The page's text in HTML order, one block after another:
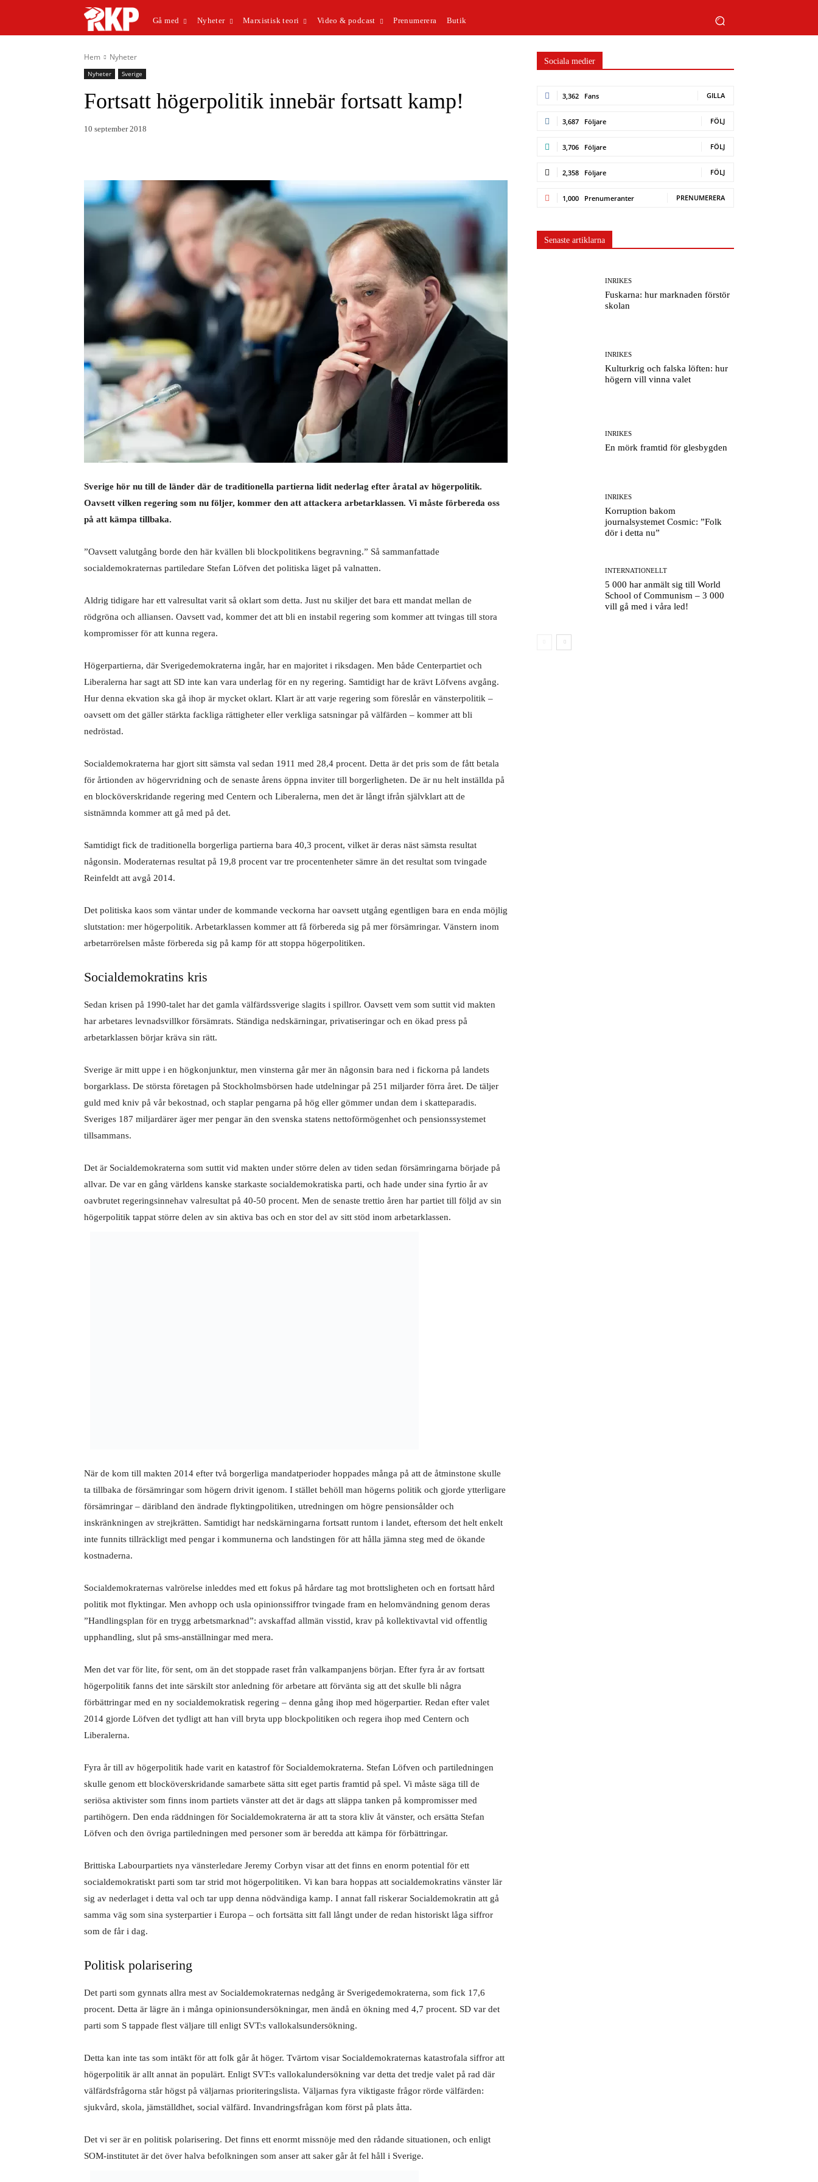
Gå med Nyheter Marxistisk teori Video & podcast Prenumerera Butik
Hem Nyheter
Nyheter Sverige
Fortsatt högerpolitik innebär fortsatt kamp!
10 september 2018
Sverige hör nu till de länder där de traditionella partierna lidit nederlag efter åratal av högerpolitik.
Oavsett vilken regering som nu följer, kommer den att attackera arbetarklassen. Vi måste förbereda oss
på att kämpa tillbaka.
”Oavsett valutgång borde den här kvällen bli blockpolitikens begravning.” Så sammanfattade
socialdemokraternas partiledare Stefan Löfven det politiska läget på valnatten.
Aldrig tidigare har ett valresultat varit så oklart som detta. Just nu skiljer det bara ett mandat mellan de
rödgröna och alliansen. Oavsett vad, kommer det att bli en instabil regering som kommer att tvingas till stora
kompromisser för att kunna regera.
Högerpartierna, där Sverigedemokraterna ingår, har en majoritet i riksdagen. Men både Centerpartiet och
Liberalerna har sagt att SD inte kan vara underlag för en ny regering. Samtidigt har de krävt Löfvens avgång.
Hur denna ekvation ska gå ihop är mycket oklart. Klart är att varje regering som föreslår en vänsterpolitik –
oavsett om det gäller stärkta fackliga rättigheter eller verkliga satsningar på välfärden – kommer att bli
nedröstad.
Socialdemokraterna har gjort sitt sämsta val sedan 1911 med 28,4 procent. Detta är det pris som de fått betala
för årtionden av högervridning och de senaste årens öppna inviter till borgerligheten. De är nu helt inställda på
en blocköverskridande regering med Centern och Liberalerna, men det är långt ifrån självklart att de
sistnämnda kommer att gå med på det.
Samtidigt fick de traditionella borgerliga partierna bara 40,3 procent, vilket är deras näst sämsta resultat
någonsin. Moderaternas resultat på 19,8 procent var tre procentenheter sämre än det resultat som tvingade
Reinfeldt att avgå 2014.
Det politiska kaos som väntar under de kommande veckorna har oavsett utgång egentligen bara en enda möjlig
slutstation: mer högerpolitik. Arbetarklassen kommer att få förbereda sig på mer försämringar. Vänstern inom
arbetarrörelsen måste förbereda sig på kamp för att stoppa högerpolitiken.
Socialdemokratins kris
Sedan krisen på 1990-talet har det gamla välfärdssverige slagits i spillror. Oavsett vem som suttit vid makten
har arbetares levnadsvillkor försämrats. Ständiga nedskärningar, privatiseringar och en ökad press på
arbetarklassen börjar kräva sin rätt.
Sverige är mitt uppe i en högkonjunktur, men vinsterna går mer än någonsin bara ned i fickorna på landets
borgarklass. De största företagen på Stockholmsbörsen hade utdelningar på 251 miljarder förra året. De täljer
guld med kniv på vår bekostnad, och staplar pengarna på hög eller gömmer undan dem i skatteparadis.
Sveriges 187 miljardärer äger mer pengar än den svenska statens nettoförmögenhet och pensionssystemet
tillsammans.
Det är Socialdemokraterna som suttit vid makten under större delen av tiden sedan försämringarna började på
allvar. De var en gång världens kanske starkaste socialdemokratiska parti, och hade under sina fyrtio år av
oavbrutet regeringsinnehav valresultat på 40-50 procent. Men de senaste trettio åren har partiet till följd av sin
högerpolitik tappat större delen av sin aktiva bas och en stor del av sitt stöd inom arbetarklassen.
När de kom till makten 2014 efter två borgerliga mandatperioder hoppades många på att de åtminstone skulle
ta tillbaka de försämringar som högern drivit igenom. I stället behöll man högerns politik och gjorde ytterligare
försämringar – däribland den ändrade flyktingpolitiken, utredningen om högre pensionsålder och
inskränkningen av strejkrätten. Samtidigt har nedskärningarna fortsatt runtom i landet, eftersom det helt enkelt
inte funnits tillräckligt med pengar i kommunerna och landstingen för att hålla jämna steg med de ökande
kostnaderna.
Socialdemokraternas valrörelse inleddes med ett fokus på hårdare tag mot brottsligheten och en fortsatt hård
politik mot flyktingar. Men avhopp och usla opinionssiffror tvingade fram en helomvändning genom deras
”Handlingsplan för en trygg arbetsmarknad”: avskaffad allmän visstid, krav på kollektivavtal vid offentlig
upphandling, slut på sms-anställningar med mera.
Men det var för lite, för sent, om än det stoppade raset från valkampanjens början. Efter fyra år av fortsatt
högerpolitik fanns det inte särskilt stor anledning för arbetare att förvänta sig att det skulle bli några
förbättringar med en ny socialdemokratisk regering – denna gång ihop med högerpartier. Redan efter valet
2014 gjorde Löfven det tydligt att han vill bryta upp blockpolitiken och regera ihop med Centern och
Liberalerna.
Fyra år till av högerpolitik hade varit en katastrof för Socialdemokraterna. Stefan Löfven och partiledningen
skulle genom ett blocköverskridande samarbete sätta sitt eget partis framtid på spel. Vi måste säga till de
seriösa aktivister som finns inom partiets vänster att det är dags att släppa tanken på kompromisser med
partihögern. Den enda räddningen för Socialdemokraterna är att ta stora kliv åt vänster, och ersätta Stefan
Löfven och den övriga partiledningen med personer som är beredda att kämpa för förbättringar.
Brittiska Labourpartiets nya vänsterledare Jeremy Corbyn visar att det finns en enorm potential för ett
socialdemokratiskt parti som tar strid mot högerpolitiken. Vi kan bara hoppas att socialdemokratins vänster lär
sig av nederlaget i detta val och tar upp denna nödvändiga kamp. I annat fall riskerar Socialdemokratin att gå
samma väg som sina systerpartier i Europa – och fortsätta sitt fall långt under de redan historiskt låga siffror
som de får i dag.
Politisk polarisering
Det parti som gynnats allra mest av Socialdemokraternas nedgång är Sverigedemokraterna, som fick 17,6
procent. Detta är lägre än i många opinionsundersökningar, men ändå en ökning med 4,7 procent. SD var det
parti som S tappade flest väljare till enligt SVT:s vallokalsundersökning.
Detta kan inte tas som intäkt för att folk går åt höger. Tvärtom visar Socialdemokraternas katastrofala siffror att
högerpolitik är allt annat än populärt. Enligt SVT:s vallokalundersökning var detta det tredje valet på rad där
välfärdsfrågorna står högst på väljarnas prioriteringslista. Väljarnas fyra viktigaste frågor rörde välfärden:
sjukvård, skola, jämställdhet, social välfärd. Invandringsfrågan kom först på plats åtta.
Det vi ser är en politisk polarisering. Det finns ett enormt missnöje med den rådande situationen, och enligt
SOM-institutet är det över halva befolkningen som anser att saker går åt fel håll i Sverige.
Sociala medier
3,362 Fans GILLA
3,687 Följare FÖLJ
3,706 Följare FÖLJ
2,358 Följare FÖLJ
1,000 Prenumeranter PRENUMERERA
Senaste artiklarna
INRIKES
Fuskarna: hur marknaden förstör
skolan
INRIKES
Kulturkrig och falska löften: hur
högern vill vinna valet
INRIKES
En mörk framtid för glesbygden
INRIKES
Korruption bakom
journalsystemet Cosmic: ”Folk
dör i detta nu”
INTERNATIONELLT
5 000 har anmält sig till World
School of Communism – 3 000
vill gå med i våra led!